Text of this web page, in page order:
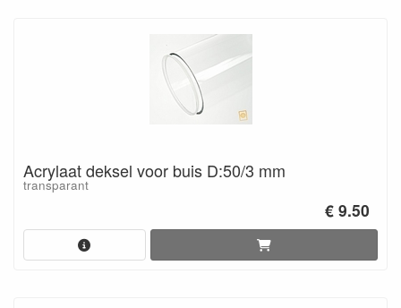
Acrylaat deksel voor buis D:50/3 mm
transparant
€ 9.50